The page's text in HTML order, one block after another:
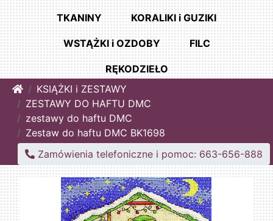
TKANINY KORALIKI i GUZIKI
WSTĄŻKI i OZDOBY FILC
RĘKODZIEŁO
HomeKSIĄŻKI i ZESTAWY
ZESTAWY DO HAFTU DMC
zestawy do haftu DMC
Zestaw do haftu DMC BK1698
Zamówienia telefoniczne i pomoc: 663-656-888